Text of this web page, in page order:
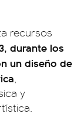
recursos
durante los
un diseño de
,
y